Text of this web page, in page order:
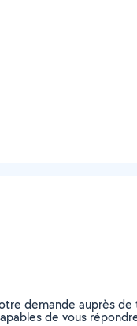
demande auprès
de vous